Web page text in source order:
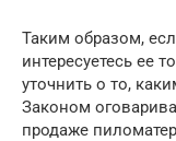
Таким образом,
интересуетесь ее
уточнить о то,
Законом
продаже